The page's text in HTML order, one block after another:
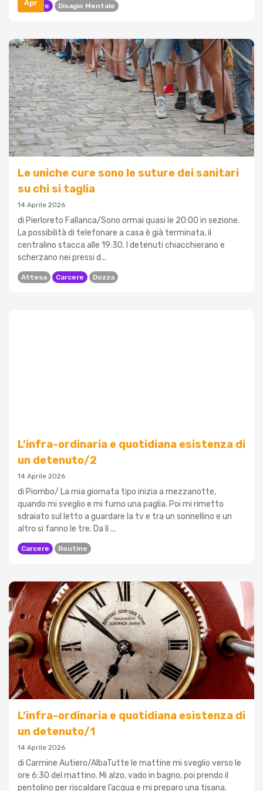
Apr
Carcere Disagio Mentale
Le uniche cure sono le suture dei sanitari
su chi si taglia
14 Aprile 2026
di Pierloreto Fallanca/Sono ormai quasi le 20:00 in sezione.
La possibilità di telefonare a casa è già terminata, il
centralino stacca alle 19:30. I detenuti chiacchierano e
scherzano nei pressi d...
Attesa Carcere Dozza
L’infra-ordinaria e quotidiana esistenza di
un detenuto/2
14 Aprile 2026
di Piombo/ La mia giornata tipo inizia a mezzanotte,
quando mi sveglio e mi fumo una paglia. Poi mi rimetto
sdraiato sul letto a guardare la tv e tra un sonnellino e un
altro si fanno le tre. Da lì ...
Carcere Routine
L’infra-ordinaria e quotidiana esistenza di
un detenuto/1
14 Aprile 2026
di Carmine Autiero/AlbaTutte le mattine mi sveglio verso le
ore 6:30 del mattino. Mi alzo, vado in bagno, poi prendo il
pentolino per riscaldare l’acqua e mi preparo una tisana.